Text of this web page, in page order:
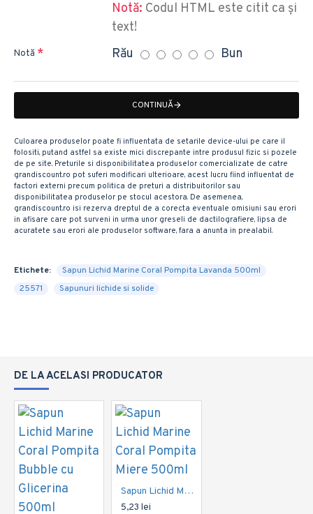
Notă: Codul HTML este citit ca şi
text!
Notă Rău Bun
CONTINUĂ
Culoarea produselor poate fi influentata de setarile device-ului pe care il
folositi, putand astfel sa existe mici discrepante intre produsul fizic si pozele
de pe site. Preturile si disponibilitatea produselor comercializate de catre
grandiscount.ro pot suferi modificari ulterioare, acest lucru fiind influentat de
factori externi precum politica de preturi a distribuitorilor sau
disponibilitatea produselor pe stocul acestora. De asemenea,
grandiscount.ro isi rezerva dreptul de a corecta eventuale omisiuni sau erori
in afisare care pot surveni in urma unor greseli de dactilografiere, lipsa de
acuratete sau erori ale produselor software, fara a anunta in prealabil.
Etichete:
Sapun Lichid Marine Coral Pompita Lavanda 500ml
25571
Sapunuri lichide si solide
DE LA ACELASI PRODUCATOR
Sapun Lichid Marine Coral Pompita Miere 500ml
5,23 lei